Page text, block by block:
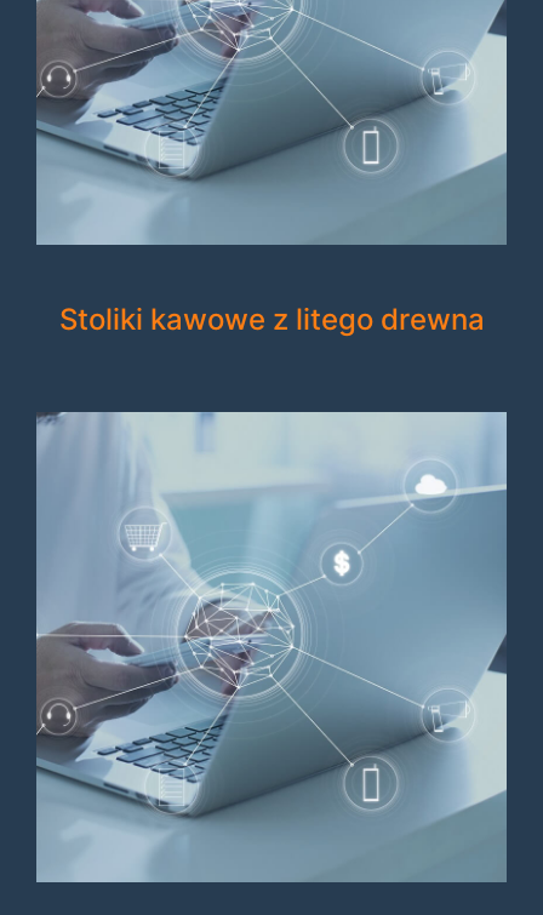
Stoliki kawowe z litego drewna